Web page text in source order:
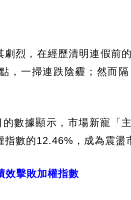
劇烈，在經歷清明連假前
，一掃連跌陰霾；然而
數據顯示，市場新寵「
數的12.46%，成為震盪
擊敗加權指數